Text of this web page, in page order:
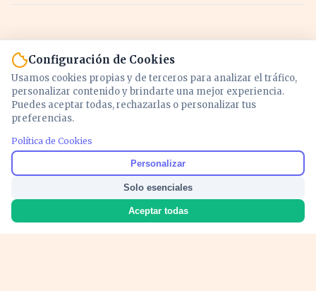
Noticias y análisis de economía, mercados,
inversión y política. Información actualizada
para entender lo que mueve tu dinero y tu
país.
Configuración de Cookies
Usamos cookies propias y de terceros para analizar el tráfico,
personalizar contenido y brindarte una mejor experiencia.
Puedes aceptar todas, rechazarlas o personalizar tus
preferencias.
Política de Cookies
Personalizar
Solo esenciales
Aceptar todas